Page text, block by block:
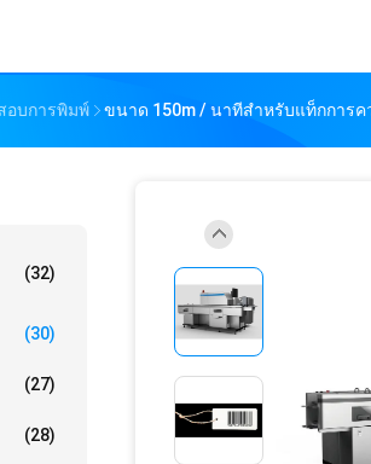
อบการพิมพ์ ขนาด 150m / นาทีสำหรับแท็กการ
(32)
(30)
(27)
(28)